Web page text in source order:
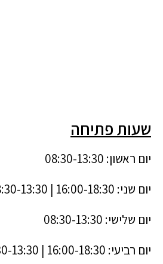
שעות פתיחה
יום ראשון: 08:30-13:30
יום שני: 16:00-18:30 | 08:30-13:30
יום שלישי: 08:30-13:30
יום רביעי: 16:00-18:30 | 08:30-13:30